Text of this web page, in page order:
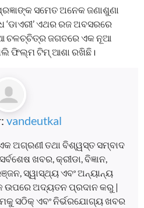
ସମେତ ଅନେକ ଜଣାଶୁଣା
ଏଥର ରଜ ଅବସରରେ
ଚଳଚ୍ଚିତ୍ର ଜଗତରେ ଏକ ନୂଆ
ଫିଲ୍ମ ଟିମ୍ ଆଶା ରଖିଛି।
vandeutkal
ଅଗ୍ରଣୀ ତଥା ବିଶ୍ୱସ୍ତ ସମ୍ବାଦ
ଖବର, କ୍ରୀଡା, ବିଜ୍ଞାନ,
ସ୍ୱାସ୍ଥ୍ୟ ଏବଂ ଅନ୍ୟାନ୍ୟ
ଉପରେ ଅଦ୍ୟତନ ପ୍ରଦାନ କରୁ |
ସଠିକ୍ ଏବଂ ନିର୍ଭରଯୋଗ୍ୟ ଖବର